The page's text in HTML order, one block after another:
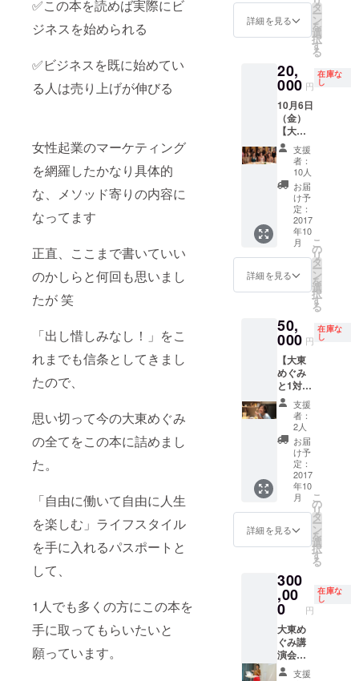
✅この本を読めば実際にビ
ジネスを始められる
✅ビジネスを既に始めてい
る人は売り上げが伸びる
女性起業のマーケティング
を網羅したかなり具体的
な、メソッド寄りの内容に
なってます
正直、ここまで書いていい
のかしらと何回も思いまし
たが 笑
「出し惜しみなし！」をこ
れまでも信条としてきまし
たので、
思い切って今の大東めぐみ
の全てをこの本に詰めまし
た。
「自由に働いて自由に人生
を楽しむ」ライフスタイル
を手に入れるパスポートと
して、
1人でも多くの方にこの本を
手に取ってもらいたいと
願っています。
聴権利
と著書
きな時
間に、
る仕事
を手に
入れる
本」3冊
をプレ
ゼント
します
※動画の
URLと
本を郵
送させ
ていた
だきま
す （発
ンのお
届けは
10月5日
以降と
なりま
す
な場所
で、好
きな時
仕事を
手にい
れる本
（10
冊）】
都内ホ
テルラ
ウンジ
にて大
東めぐ
みを囲
むアフ
タヌー
ティー
に参加
できる
な場所
で、好
間に愛
される
仕事を
手にい
れる
本」10
冊をプ
レゼン
トしま
月21日
（土）
都内ホ
テルラ
限定 ※
お一人
様10冊
ント
飲食代
込み ※
場所、
詳細を見る
タ
ー
ン
を
選
択
す
る
20,
000 円
在庫な
し
10月6日
（金）
【大東
めぐみ
を囲む
アフタ
ヌーン
ティー
参加権
利＋
「好き
な場所
で、好
きな時
間に、
を手に
いれる
本（10
冊）】
都内ホ
テルラ
ウンジ
にて大
東めぐ
みを囲
むアフ
タヌー
ティー
に参加
できる
権利と
で、好
きな時
間に、
愛され
る仕事
を手に
いれる
本」10
支援
者：
10人
お届
け予
定：
2017
年10
月
詳細を見る
こ
の
リ
タ
ー
ン
を
選
択
す
る
50,
000 円
在庫な
し
【大東
めぐみ
と1対1
でお寿
司を食
べる権
利
＋
「好き
な場所
で、好
きな時
間に、
愛され
る仕事
本」10
冊】 大
東めぐ
みと1対
1でお寿
司を食
べる権
利と
支援
者：
2人
お届
け予
定：
2017
年10
月
詳細を見る
こ
の
リ
タ
ー
ン
を
選
択
す
る
300
,00
0 円
在庫な
し
大東め
ぐみ講
演会を
企画主
支援